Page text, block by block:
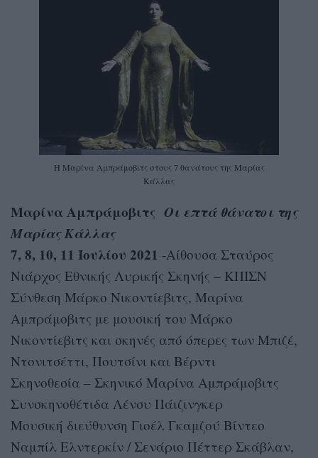
Η Μαρίνα Αμπράμοβιτς στους 7 θανάτους της Μαρίας
Κάλλας
Μαρίνα Αμπράμοβιτς Οι επτά θάνατοι της
Μαρίας Κάλλας
7, 8, 10, 11 Ιουλίου 2021 -Αίθουσα Σταύρος
Νιάρχος Εθνικής Λυρικής Σκηνής – ΚΠΙΣΝ
Σύνθεση Μάρκο Νικοντίεβιτς, Μαρίνα
Αμπράμοβιτς με μουσική του Μάρκο
Νικοντίεβιτς και σκηνές από όπερες των Μπιζέ,
Ντονιτσέττι, Πουτσίνι και Βέρντι
Σκηνοθεσία – Σκηνικό Μαρίνα Αμπράμοβιτς
Συνσκηνοθέτιδα Λένσυ Πάιζινγκερ
Μουσική διεύθυνση Γιοέλ Γκαμζού Βίντεο
Ναμπίλ Ελντερκίν / Σενάριο Πέττερ Σκάβλαν,